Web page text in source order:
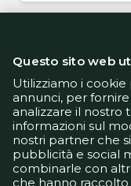
Questo sito web
Utilizziamo i
annunci, per
analizzare il nostro
informazioni sul
nostri partner che
pubblicità e social
combinarle con
che hanno raccolto